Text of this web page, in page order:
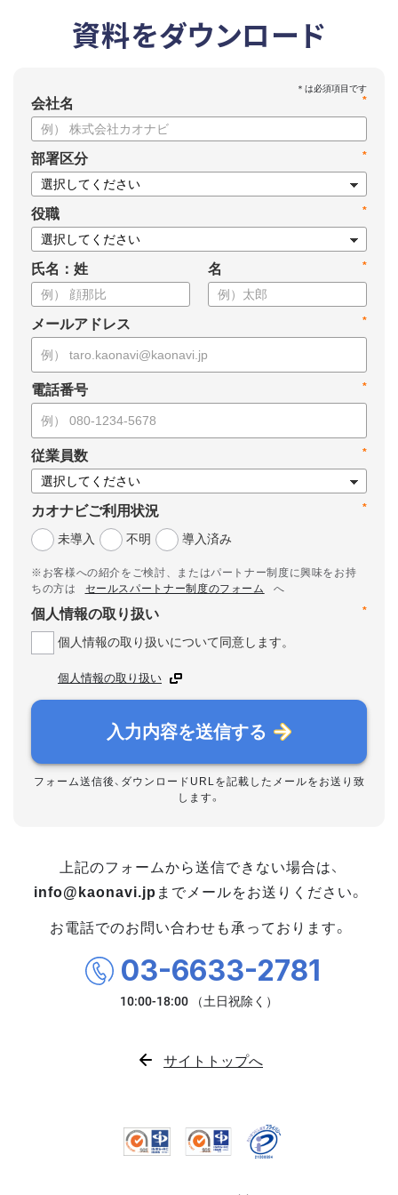
資料をダウンロード
*
会社名
*
部署区分
*
役職
氏名：姓 *
名
*
メールアドレス
*
電話番号
*
従業員数
*
カオナビご利用状況
未導入
不明 導入済み
※お客様への紹介をご検討、またはパートナー制度に興味をお持
ちの方は
セールスパートナー制度のフォーム
へ
*
個人情報の取り扱い
個人情報の取り扱いについて同意します。
個人情報の取り扱い
入力内容を送信する
フォーム送信後、ダウンロードURLを記載したメールをお送り致
します。
上記のフォームから送信できない場合は、
info@kaonavi.jp までメールをお送りください。
お電話でのお問い合わせも承っております。
03-6633-2781
サイトトップへ